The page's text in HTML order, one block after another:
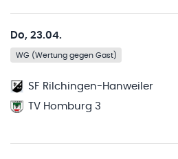
Do, 23.04.
WG (Wertung gegen Gast)
SF Rilchingen-Hanweiler
TV Homburg 3